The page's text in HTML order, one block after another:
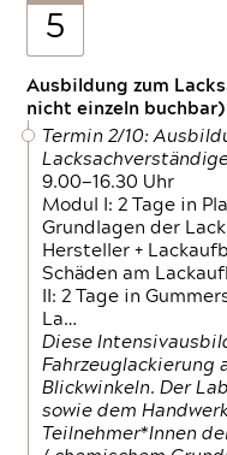
5
Ausbildung zum
nicht einzeln buchbar)
Termin 2/10:
9.00—16.30 Uhr
Modul I: 2 Tage in
Grundlagen der
Hersteller +
Schäden am
II: 2 Tage in
La…
Diese
Fahrzeuglackierung
Blickwinkeln. Der
sowie dem
Teilnehmer*Innen